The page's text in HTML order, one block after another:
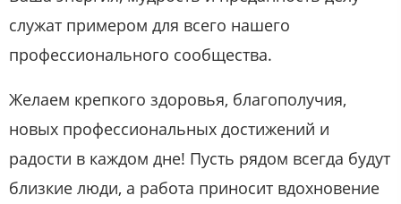
служат примером для всего нашего
профессионального сообщества.
Желаем крепкого здоровья, благополучия,
новых профессиональных достижений и
радости в каждом дне! Пусть рядом всегда будут
близкие люди, а работа приносит вдохновение